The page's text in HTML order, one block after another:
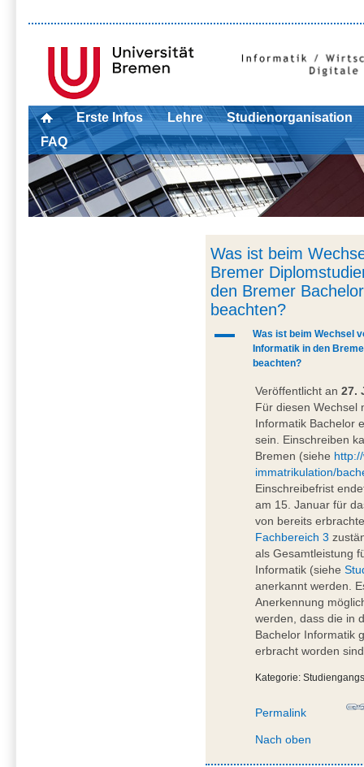
Erste Infos Lehre
Studienorganisation
FAQ
Was ist beim
Bremer
den Bremer
beachten?
A
Was ist beim Wechsel
Informatik in den
beachten?
Veröffentlicht an27.
Für diesen Wechsel
Informatik Bachelor
sein. Einschreiben
Bremen (siehe
immatrikulation/
Einschreibefrist
am 15. Januar für
von bereits
Fachbereich 3
als Gesamtleistung
Informatik (siehe
anerkannt werden.
Anerkennung
werden, dass die in
Bachelor Informatik
erbracht worden
Kategorie:
Permalink
Nach oben